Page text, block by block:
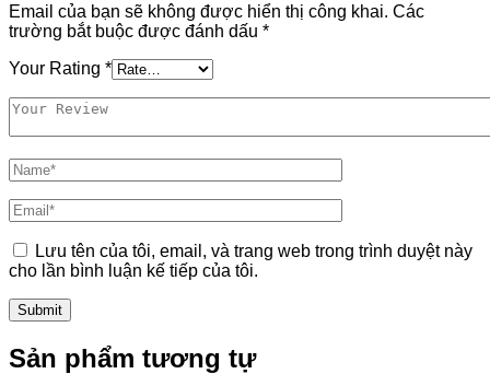
Email của bạn sẽ không được hiển thị công khai. Các
trường bắt buộc được đánh dấu *
Your Rating *
Lưu tên của tôi, email, và trang web trong trình duyệt này
cho lần bình luận kế tiếp của tôi.
Sản phẩm tương tự